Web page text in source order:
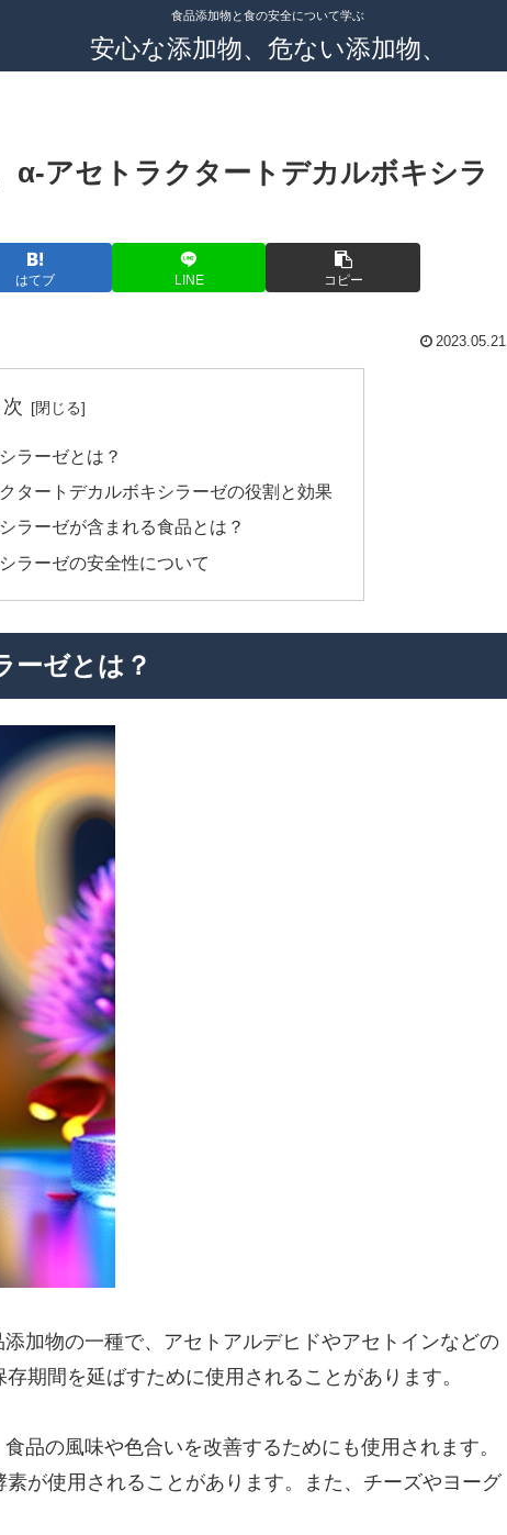
食品添加物と食の安全について学ぶ
安心な添加物、危ない添加物、
α-アセトラクタートデカルボキシラ
はてブ LINE コピー
2023.05.21
次
ラーゼとは？
タートデカルボキシラーゼの役割と効果
ラーゼが含まれる食品とは？
ラーゼの安全性について
ーゼとは？
加物の一種で、アセトアルデヒドやアセトインなどの
期間を延ばすために使用されることがあります。
品の風味や色合いを改善するためにも使用されます。
が使用されることがあります。また、チーズやヨーグ